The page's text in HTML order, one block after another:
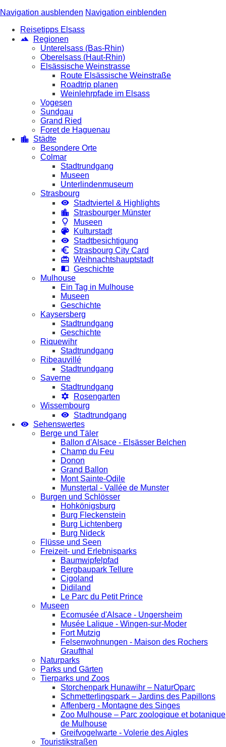
Navigation ausblenden Navigation einblenden
Reisetipps Elsass
Regionen
Unterelsass (Bas-Rhin)
Oberelsass (Haut-Rhin)
Elsässische Weinstrasse
Route Elsässische Weinstraße
Roadtrip planen
Weinlehrpfade im Elsass
Vogesen
Sundgau
Grand Ried
Foret de Haguenau
Städte
Besondere Orte
Colmar
Stadtrundgang
Museen
Unterlindenmuseum
Strasbourg
Stadtviertel & Highlights
Strasbourger Münster
Museen
Kulturstadt
Stadtbesichtigung
Strasbourg City Card
Weihnachtshauptstadt
Geschichte
Mulhouse
Ein Tag in Mulhouse
Museen
Geschichte
Kaysersberg
Stadtrundgang
Geschichte
Riquewihr
Stadtrundgang
Ribeauvillé
Stadtrundgang
Saverne
Stadtrundgang
Rosengarten
Wissembourg
Stadtrundgang
Sehenswertes
Berge und Täler
Ballon d'Alsace - Elsässer Belchen
Champ du Feu
Donon
Grand Ballon
Mont Sainte-Odile
Munstertal - Vallée de Munster
Burgen und Schlösser
Hohkönigsburg
Burg Fleckenstein
Burg Lichtenberg
Burg Nideck
Flüsse und Seen
Freizeit- und Erlebnisparks
Baumwipfelpfad
Bergbaupark Tellure
Cigoland
Didiland
Le Parc du Petit Prince
Museen
Ecomusée d'Alsace - Ungersheim
Musée Lalique - Wingen-sur-Moder
Fort Mutzig
Felsenwohnungen - Maison des Rochers
Graufthal
Naturparks
Parks und Gärten
Tierparks und Zoos
Storchenpark Hunawihr – NaturOparc
Schmetterlingspark – Jardins des Papillons
Affenberg - Montagne des Singes
Zoo Mulhouse – Parc zoologique et botanique
de Mulhouse
Greifvogelwarte - Volerie des Aigles
Touristikstraßen